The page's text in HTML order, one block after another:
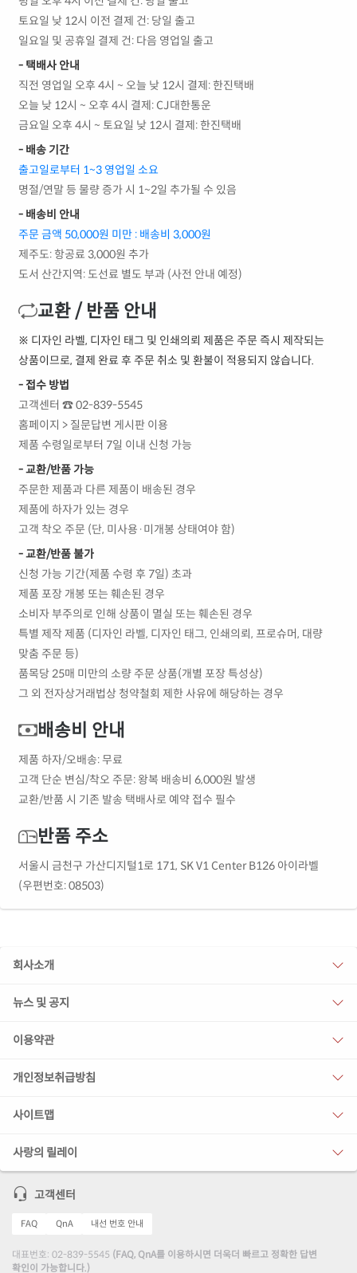
토요일 낮 12시 이전 결제 건: 당일 출고
일요일 및 공휴일 결제 건: 다음 영업일 출고
- 택배사 안내
직전 영업일 오후 4시 ~ 오늘 낮 12시 결제: 한진택배
오늘 낮 12시 ~ 오후 4시 결제: CJ대한통운
금요일 오후 4시 ~ 토요일 낮 12시 결제: 한진택배
- 배송 기간
출고일로부터 1~3 영업일 소요
명절/연말 등 물량 증가 시 1~2일 추가될 수 있음
- 배송비 안내
주문 금액 50,000원 미만 : 배송비 3,000원
제주도: 항공료 3,000원 추가
도서 산간지역: 도선료 별도 부과 (사전 안내 예정)
교환 / 반품 안내
※ 디자인 라벨, 디자인 태그 및 인쇄의뢰 제품은 주문 즉시 제작되는
상품이므로, 결제 완료 후 주문 취소 및 환불이 적용되지 않습니다.
- 접수 방법
고객센터 ☎ 02-839-5545
홈페이지 > 질문답변 게시판 이용
제품 수령일로부터 7일 이내 신청 가능
- 교환/반품 가능
주문한 제품과 다른 제품이 배송된 경우
제품에 하자가 있는 경우
고객 착오 주문 (단, 미사용·미개봉 상태여야 함)
- 교환/반품 불가
신청 가능 기간(제품 수령 후 7일) 초과
제품 포장 개봉 또는 훼손된 경우
소비자 부주의로 인해 상품이 멸실 또는 훼손된 경우
특별 제작 제품 (디자인 라벨, 디자인 태그, 인쇄의뢰, 프로슈머, 대량
맞춤 주문 등)
품목당 25매 미만의 소량 주문 상품(개별 포장 특성상)
그 외 전자상거래법상 청약철회 제한 사유에 해당하는 경우
배송비 안내
제품 하자/오배송: 무료
고객 단순 변심/착오 주문: 왕복 배송비 6,000원 발생
교환/반품 시 기존 발송 택배사로 예약 접수 필수
반품 주소
서울시 금천구 가산디지털1로 171, SK V1 Center B126 아이라벨
(우편번호: 08503)
회사소개
뉴스 및 공지
이용약관
개인정보취급방침
사이트맵
사랑의 릴레이
고객센터
FAQ QnA 내선 번호 안내
대표번호: 02-839-5545 (FAQ, QnA를 이용하시면 더욱더 빠르고 정확한 답변
확인이 가능합니다.)